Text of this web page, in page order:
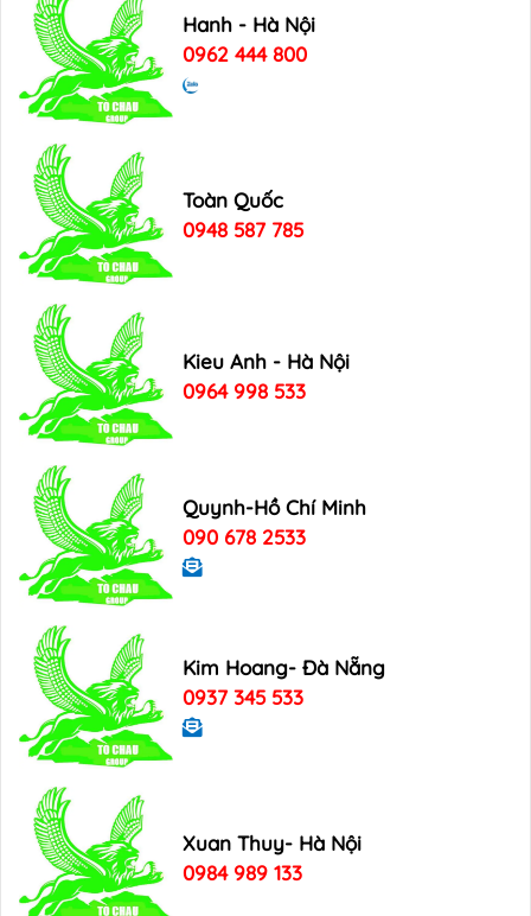
Hanh - Hà Nội
0962 444 800
Toàn Quốc
0948 587 785
Kieu Anh - Hà Nội
0964 998 533
Quynh-Hồ Chí Minh
090 678 2533
Kim Hoang- Đà Nẵng
0937 345 533
Xuan Thuy- Hà Nội
0984 989 133